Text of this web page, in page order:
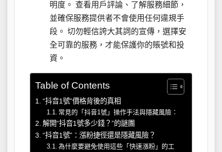
明度。 查看用戶評論、了解服務細節，
並確保服務提供者不會使用任何違規手
段。 切勿輕信誇大其詞的宣傳，選擇安
全可靠的服務，才能保護你的賬號和投
資。
Table of Contents
“抖音1號”價格背後的真相
常見的「抖音1號」操作手法與隱藏風險：
解開“抖音1號多少錢？”的謎團
“抖音1號”：漲粉捷徑還是隱藏風險？
為什麼要避免使用這些「快速漲粉」的工